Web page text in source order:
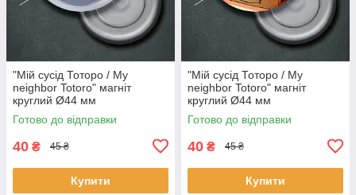
"Мій сусід Тоторо / My
neighbor Totoro" магніт
круглий Ø44 мм
Готово до відправки
40 ₴ 45 ₴
Купити
"Мій сусід Тоторо / My
neighbor Totoro" магніт
круглий Ø44 мм
Готово до відправки
40 ₴ 45 ₴
Купити